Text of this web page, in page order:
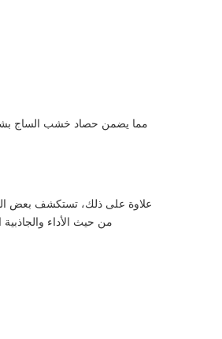
علاوة على ذلك، تستكشف بعض
من حيث الأداء